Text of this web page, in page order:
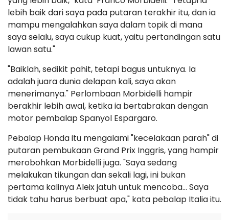
lebih baik dari saya pada putaran terakhir itu, dan ia
mampu mengalahkan saya dalam topik di mana
saya selalu, saya cukup kuat, yaitu pertandingan satu
lawan satu."
"Baiklah, sedikit pahit, tetapi bagus untuknya. Ia
adalah juara dunia delapan kali, saya akan
menerimanya." Perlombaan Morbidelli hampir
berakhir lebih awal, ketika ia bertabrakan dengan
motor pembalap Spanyol Espargaro.
Pebalap Honda itu mengalami "kecelakaan parah" di
putaran pembukaan Grand Prix Inggris, yang hampir
merobohkan Morbidelli juga. "Saya sedang
melakukan tikungan dan sekali lagi, ini bukan
pertama kalinya Aleix jatuh untuk mencoba... Saya
tidak tahu harus berbuat apa," kata pebalap Italia itu.